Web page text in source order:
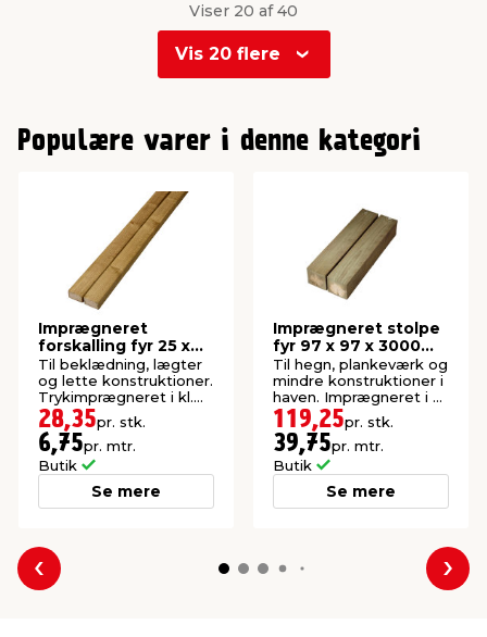
Viser 20 af 40
Vis 20 flere
1
Populære varer i denne kategori
Imprægneret
forskalling fyr 25 x
50 x 4200 mm
Til beklædning, lægter
og lette konstruktioner.
Trykimprægneret i kl.
NTR AB.
28,35pr. stk.
6,75pr. mtr.
Butik
Se mere
Imprægneret stolpe
fyr 97 x 97 x 3000
mm
Til hegn, plankeværk og
mindre konstruktioner i
haven. Imprægneret i kl.
NTR A.
119,25pr. stk.
39,75pr. mtr.
Butik
Se mere
Forrige